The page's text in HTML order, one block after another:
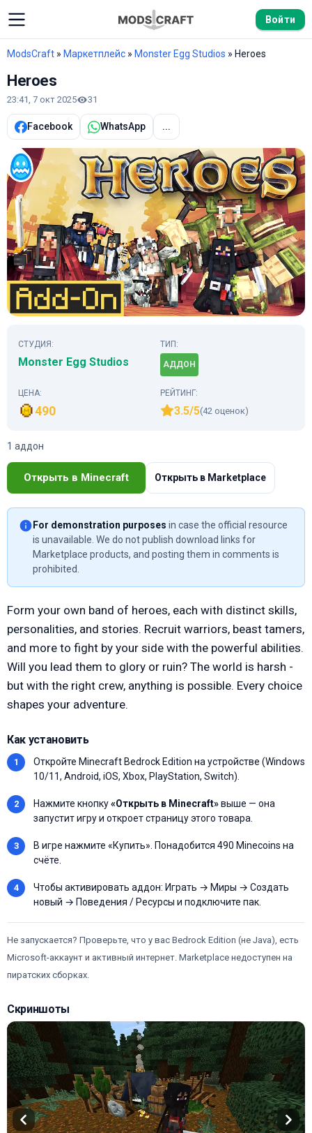
Войти
ModsCraft » Маркетплейс » Monster Egg Studios » Heroes
Heroes
23:41, 7 окт 2025 31
Facebook WhatsApp ...
СТУДИЯ:
Monster Egg Studios
ТИП:
АДДОН
ЦЕНА:
490
РЕЙТИНГ:
3.5/5(42 оценок)
1 аддон
Открыть в Minecraft Открыть в Marketplace
For demonstration purposes in case the official resource
is unavailable. We do not publish download links for
Marketplace products, and posting them in comments is
prohibited.
Form your own band of heroes, each with distinct skills,
personalities, and stories. Recruit warriors, beast tamers,
and more to fight by your side with the powerful abilities.
Will you lead them to glory or ruin? The world is harsh -
but with the right crew, anything is possible. Every choice
shapes your adventure.
Как установить
Откройте Minecraft Bedrock Edition на устройстве (Windows
10/11, Android, iOS, Xbox, PlayStation, Switch).
Нажмите кнопку«Открыть в Minecraft»выше — она
запустит игру и откроет страницу этого товара.
В игре нажмите «Купить». Понадобится 490 Minecoins на
счёте.
Чтобы активировать аддон: Играть → Миры → Создать
новый → Поведения / Ресурсы и подключите пак.
Не запускается? Проверьте, что у вас Bedrock Edition (не Java), есть
Microsoft-аккаунт и активный интернет. Marketplace недоступен на
пиратских сборках.
Скриншоты